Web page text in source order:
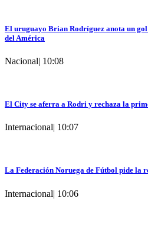
El uruguayo Brian Rodríguez anota un gol
del América
Nacional| 10:08
El City se aferra a Rodri y rechaza la
Internacional| 10:07
La Federación Noruega de Fútbol pide la
Internacional| 10:06